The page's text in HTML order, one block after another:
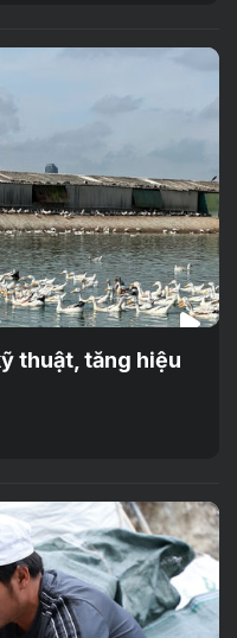
thuật, tăng hiệu